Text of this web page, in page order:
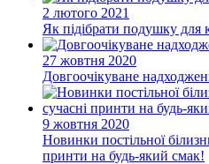
2 лютого 2021
Як підібрати подушку для
27 жовтня 2020
Довгоочікуване
9 жовтня 2020
Новинки постільної
принти на будь-який смак!